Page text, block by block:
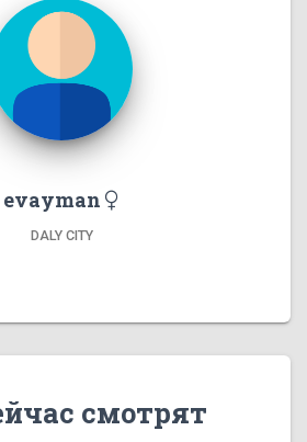
evayman
DALY CITY
смотрят